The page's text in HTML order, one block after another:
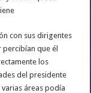
con sus dirigentes
percibían que él
los
del presidente
áreas podía